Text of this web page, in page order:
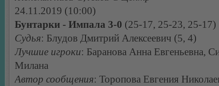
24.11.2019 (10:00)
Бунтарки - Импала 3-0 (25-17, 25-23, 25-17)
Судья: Блудов Дмитрий Алексеевич (5, 4)
Лучшие игроки: Баранова Анна Евгеньевна,
Милана
Автор сообщения: Торопова Евгения